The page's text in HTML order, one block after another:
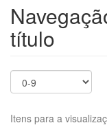
título
Itens para a